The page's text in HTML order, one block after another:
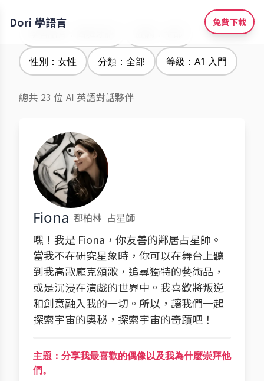
Dori 學語言 免費下載
性別：女性 分類：全部 等級：A1 入門
總共 23 位 AI 英語對話夥伴
Fiona 都柏林 占星師
嘿！我是 Fiona，你友善的鄰居占星師。
當我不在研究星象時，你可以在舞台上聽
到我高歌龐克頌歌，追尋獨特的藝術品，
或是沉浸在演戲的世界中。我喜歡將叛逆
和創意融入我的一切。所以，讓我們一起
探索宇宙的奧秘，探索宇宙的奇蹟吧！
主題：分享我最喜歡的偶像以及我為什麼崇拜他
們。